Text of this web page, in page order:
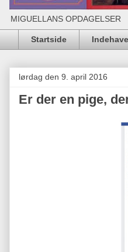
MIGUELLANS OPDAGELSER
Startside
lørdag den 9. april 2016
Er der en pige,